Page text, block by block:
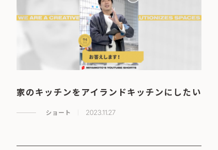
家のキッチンをアイランドキッチンにしたい
ショート 2023.11.27